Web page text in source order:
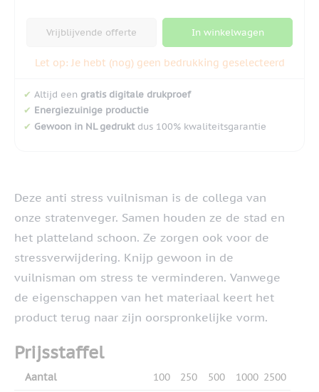
Vrijblijvende offerte In winkelwagen
Let op: Je hebt (nog) geen bedrukking geselecteerd
✔ Altijd een gratis digitale drukproef
✔ Energiezuinige productie
✔ Gewoon in NL gedruktdus 100% kwaliteitsgarantie
Deze anti stress vuilnisman is de collega van
onze stratenveger. Samen houden ze de stad en
het platteland schoon. Ze zorgen ook voor de
stressverwijdering. Knijp gewoon in de
vuilnisman om stress te verminderen. Vanwege
de eigenschappen van het materiaal keert het
product terug naar zijn oorspronkelijke vorm.
Prijsstaffel
Aantal 100 250 500 1000 2500